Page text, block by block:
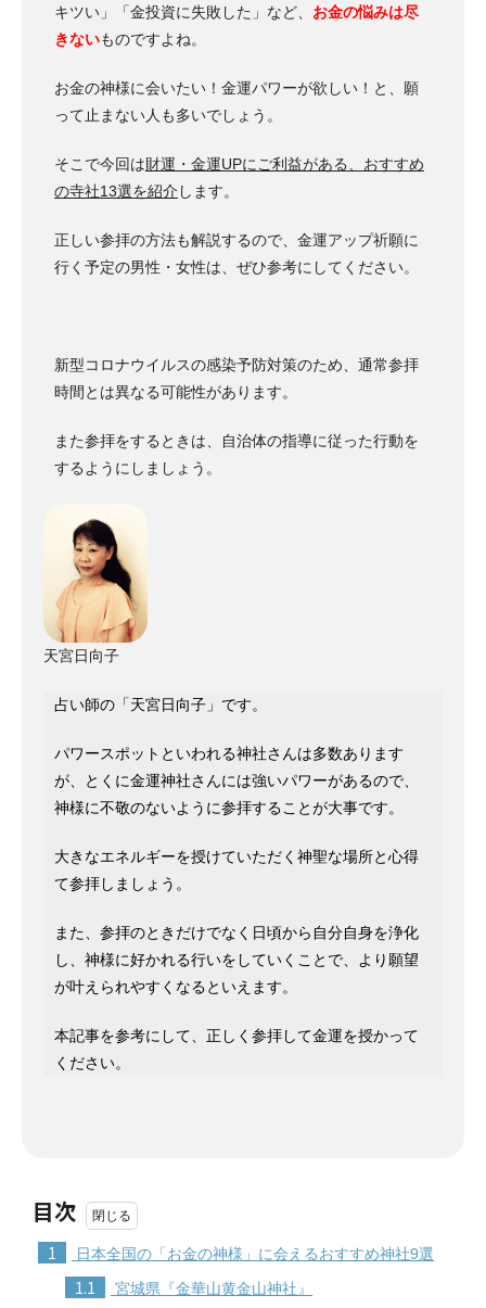
キツい」「金投資に失敗した」など、 お金の悩みは尽
きないものですよね。
お金の神様に会いたい！金運パワーが欲しい！と、願
って止まない人も多いでしょう。
そこで今回は財運・金運UPにご利益がある、おすすめ
の寺社13選を紹介 します。
正しい参拝の方法も解説するので、金運アップ祈願に
行く予定の男性・女性は、ぜひ参考にしてください。
新型コロナウイルスの感染予防対策のため、通常参拝
時間とは異なる可能性があります。
また参拝をするときは、自治体の指導に従った行動を
するようにしましょう。
天宮日向子
占い師の「天宮日向子」です。
パワースポットといわれる神社さんは多数あります
が、とくに金運神社さんには強いパワーがあるので、
神様に不敬のないように参拝することが大事です。
大きなエネルギーを授けていただく神聖な場所と心得
て参拝しましょう。
また、参拝のときだけでなく日頃から自分自身を浄化
し、神様に好かれる行いをしていくことで、より願望
が叶えられやすくなるといえます。
本記事を参考にして、正しく参拝して金運を授かって
ください。
目次
1 日本全国の「お金の神様」に会えるおすすめ神社9選
1.1 宮城県『金華山黄金山神社』